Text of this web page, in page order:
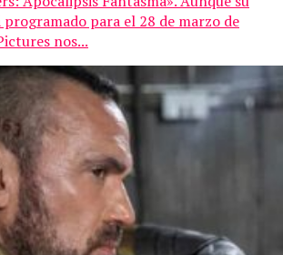
para el 28 de marzo de
nos...